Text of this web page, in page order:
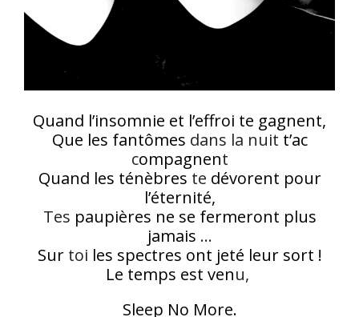
Quand l’insomnie et l’effroi te gagnent,
Que les fantômes ​ ​dans la nuit t’ac​
compagnen​t
Quand les ténèbres ​te dévorent pour
l’éternité,
​Tes paupières ne se fermeront plus
jamais ​…​
Sur ​toi les spectres ont jeté leur sort !
Le temps est ven​u, ​
Sleep No More.